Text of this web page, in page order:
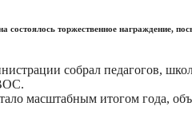
состоялось торжественное награждение,
собрал педагогов,
масштабным итогом года,